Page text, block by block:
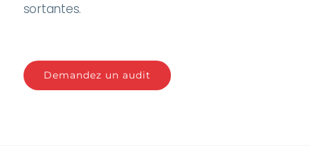
sortantes.
Demandez un audit